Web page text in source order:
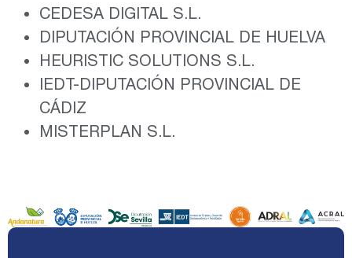
CEDESA DIGITAL S.L.
DIPUTACIÓN PROVINCIAL DE HUELVA
HEURISTIC SOLUTIONS S.L.
IEDT-DIPUTACIÓN PROVINCIAL DE
CÁDIZ
MISTERPLAN S.L.